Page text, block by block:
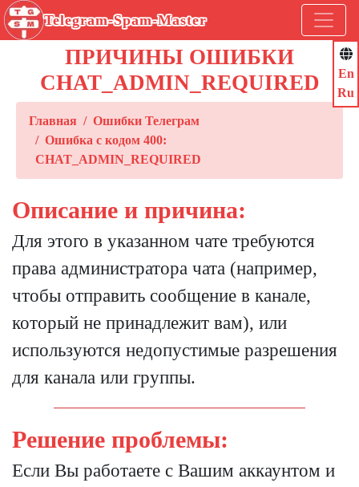
Telegram-Spam-Master
En
Ru
ПРИЧИНЫ ОШИБКИ
CHAT_ADMIN_REQUIRED
Главная
Ошибки Телеграм
Ошибка с кодом 400:
CHAT_ADMIN_REQUIRED
Описание и причина:
Для этого в указанном чате требуются
права администратора чата (например,
чтобы отправить сообщение в канале,
который не принадлежит вам), или
используются недопустимые разрешения
для канала или группы.
Решение проблемы:
Если Вы работаете с Вашим аккаунтом и